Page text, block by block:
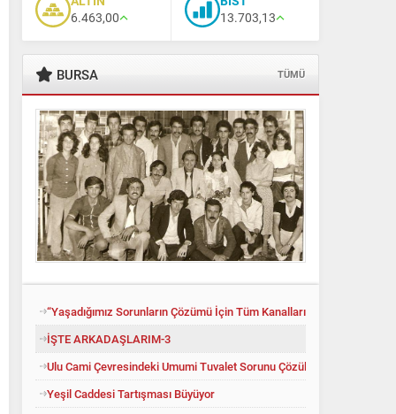
6.463,00
13.703,13
BURSA TÜMÜ
“Yaşadığımız Sorunların Çözümü İçin Tüm Kanalları Denedik”
İŞTE ARKADAŞLARIM-3
Ulu Cami Çevresindeki Umumi Tuvalet Sorunu Çözüldü
Yeşil Caddesi Tartışması Büyüyor